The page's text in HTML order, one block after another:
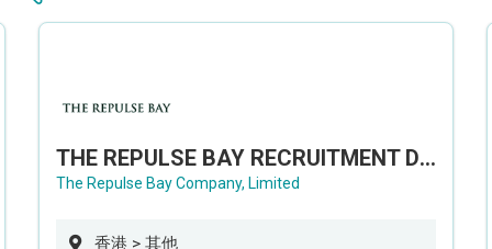
THE REPULSE BAY RECRUITMENT DAY 淺水灣影灣園人才招聘會
The Repulse Bay Company, Limited
香港 > 其他